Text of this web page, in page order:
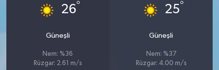
26°
Güneşli
Nem: %36
Rüzgar: 2.61 m/s
25°
Güneşli
Nem: %37
Rüzgar: 4.00 m/s